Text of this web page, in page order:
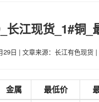
长江现货_1#铜_
29日 | 文章来源：长江有色现货 |
金属 最低价